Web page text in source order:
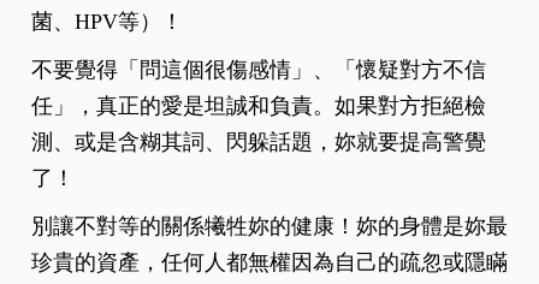
菌、HPV等）！
不要覺得「問這個很傷感情」、「懷疑對方不信
任」，真正的愛是坦誠和負責。如果對方拒絕檢
測、或是含糊其詞、閃躲話題，妳就要提高警覺
了！
別讓不對等的關係犧牲妳的健康！妳的身體是妳最
珍貴的資產，任何人都無權因為自己的疏忽或隱瞞